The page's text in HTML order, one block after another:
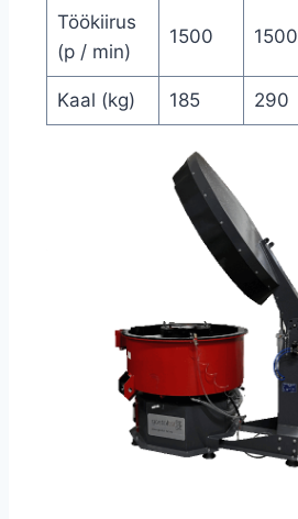
Töökiirus
(p / min)
1500 1500
Kaal (kg) 185 290